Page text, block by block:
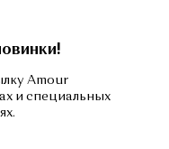
Amour
и специальных